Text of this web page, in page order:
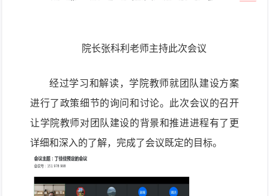
院长张科利老师主持此次会议
经过学习和解读，学院教师就团队建设方案
进行了政策细节的询问和讨论。此次会议的召开
让学院教师对团队建设的背景和推进进程有了更
详细和深入的了解，完成了会议既定的目标。